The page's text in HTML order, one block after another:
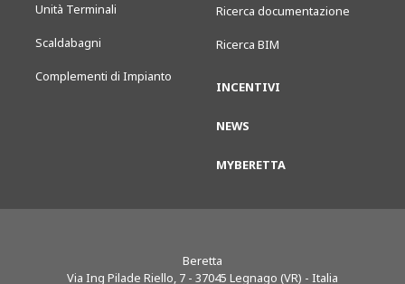
Unità Terminali
Scaldabagni
Complementi di Impianto
Ricerca documentazione
Ricerca BIM
INCENTIVI
NEWS
MYBERETTA
Beretta
Via Ing Pilade Riello, 7 - 37045 Legnago (VR) - Italia